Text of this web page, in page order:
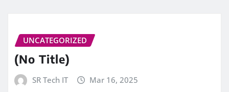
UNCATEGORIZED
(No Title)
SR Tech IT Mar 16, 2025